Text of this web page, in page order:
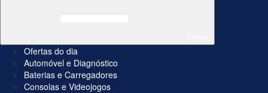
Ofertas do dia
Automóvel e Diagnóstico
Baterias e Carregadores
Consolas e Videojogos